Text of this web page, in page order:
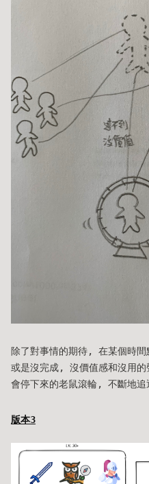
除了對事情的期待, 在某個時
或是沒完成, 沒價值感和沒用
會停下來的老鼠滾輪, 不斷地追
版本3